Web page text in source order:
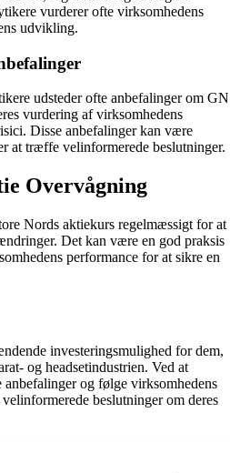
vurderer ofte virksomhedens
udvikling.
udsteder ofte anbefalinger om GN
vurdering af virksomhedens
Disse anbefalinger kan være
at træffe velinformerede beslutninger.
Overvågning
Nords aktiekurs regelmæssigt for at
Det kan være en god praksis
performance for at sikre en
investeringsmulighed for dem,
og headsetindustrien. Ved at
anbefalinger og følge virksomhedens
beslutninger om deres